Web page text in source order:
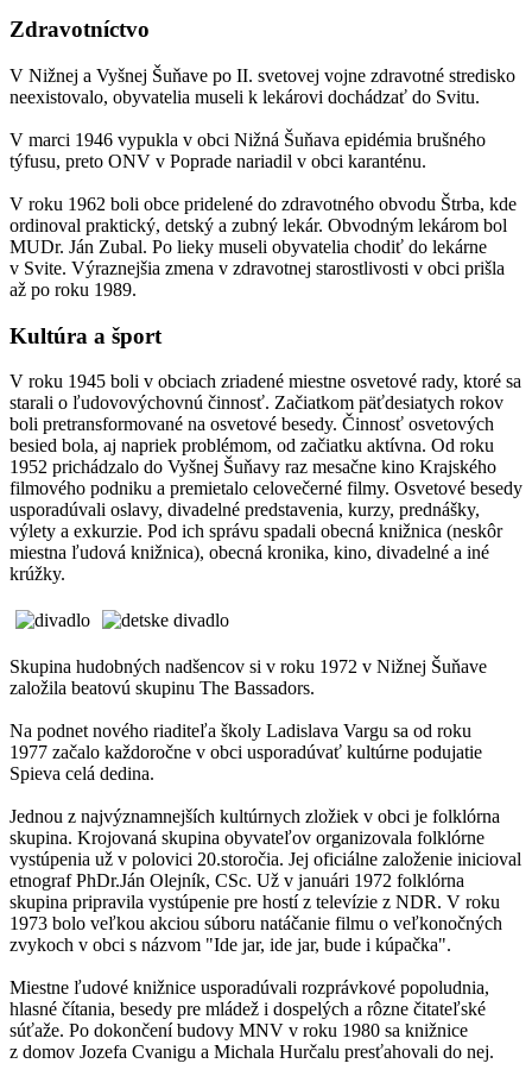
Zdravotníctvo
V Nižnej a Vyšnej Šuňave po II. svetovej vojne zdravotné stredisko
neexistovalo, obyvatelia museli k lekárovi dochádzať do Svitu.
V marci 1946 vypukla v obci Nižná Šuňava epidémia brušného
týfusu, preto ONV v Poprade nariadil v obci karanténu.
V roku 1962 boli obce pridelené do zdravotného obvodu Štrba, kde
ordinoval praktický, detský a zubný lekár. Obvodným lekárom bol
MUDr. Ján Zubal. Po lieky museli obyvatelia chodiť do lekárne
v Svite. Výraznejšia zmena v zdravotnej starostlivosti v obci prišla
až po roku 1989.
Kultúra a šport
V roku 1945 boli v obciach zriadené miestne osvetové rady, ktoré sa
starali o ľudovovýchovnú činnosť. Začiatkom päťdesiatych rokov
boli pretransformované na osvetové besedy. Činnosť osvetových
besied bola, aj napriek problémom, od začiatku aktívna. Od roku
1952 prichádzalo do Vyšnej Šuňavy raz mesačne kino Krajského
filmového podniku a premietalo celovečerné filmy. Osvetové besedy
usporadúvali oslavy, divadelné predstavenia, kurzy, prednášky,
výlety a exkurzie. Pod ich správu spadali obecná knižnica (neskôr
miestna ľudová knižnica), obecná kronika, kino, divadelné a iné
krúžky.
Skupina hudobných nadšencov si v roku 1972 v Nižnej Šuňave
založila beatovú skupinu The Bassadors.
Na podnet nového riaditeľa školy Ladislava Vargu sa od roku
1977 začalo každoročne v obci usporadúvať kultúrne podujatie
Spieva celá dedina.
Jednou z najvýznamnejších kultúrnych zložiek v obci je folklórna
skupina. Krojovaná skupina obyvateľov organizovala folklórne
vystúpenia už v polovici 20.storočia. Jej oficiálne založenie inicioval
etnograf PhDr.Ján Olejník, CSc. Už v januári 1972 folklórna
skupina pripravila vystúpenie pre hostí z televízie z NDR. V roku
1973 bolo veľkou akciou súboru natáčanie filmu o veľkonočných
zvykoch v obci s názvom "Ide jar, ide jar, bude i kúpačka".
Miestne ľudové knižnice usporadúvali rozprávkové popoludnia,
hlasné čítania, besedy pre mládež i dospelých a rôzne čitateľské
súťaže. Po dokončení budovy MNV v roku 1980 sa knižnice
z domov Jozefa Cvanigu a Michala Hurčalu presťahovali do nej.